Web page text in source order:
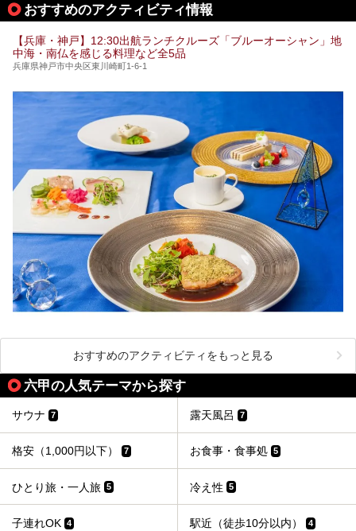
おすすめのアクティビティ情報
【兵庫・神戸】12:30出航ランチクルーズ「ブルーオーシャン」地
中海・南仏を感じる料理など全5品
兵庫県神戸市中央区東川崎町1-6-1
おすすめのアクティビティをもっと見る
六甲の人気テーマから探す
サウナ 7 露天風呂 7
格安（1,000円以下） 7 お食事・食事処 5
ひとり旅・一人旅 5 冷え性 5
子連れOK 4 駅近（徒歩10分以内） 4